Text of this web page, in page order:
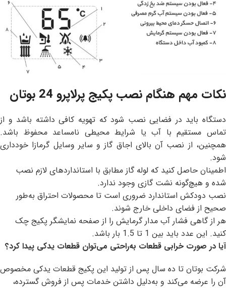
نکات مهم هنگام نصب پکیج پرلاپرو 24 بوتان
دستگاه باید در فضایی نصب شود که تهویه کافی داشته باشد و از
تماس مستقیم با آب یا شرایط محیطی نامساعد محفوظ باشد.
همچنین، از نصب آن بالای اجاق گاز و سایر وسایل گرمازا خودداری
شود.
اطمینان حاصل کنید که لوله گاز مطابق با استانداردهای لازم نصب
شده و هیچ‌گونه نشت گازی وجود ندارد.
نصب دودکش استاندارد ضروری است تا محصولات احتراق به‌طور
صحیح از فضای داخلی خارج شوند.
هر از گاهی فشار آب مدار گرمایش را از صفحه نمایشگر پکیج چک
کنید. این عدد باید بین 1 تا 1.5 بار باشد.
آیا در صورت خرابی قطعات به‌راحتی می‌توان قطعات یدکی پیدا کرد؟
شرکت بوتان تا ده سال پس از تولید این پکیج قطعات یدکی مخصوص
آن را عرضه می‌کند و به‌دلیل داشتن خدمات پس از فروش گسترده،